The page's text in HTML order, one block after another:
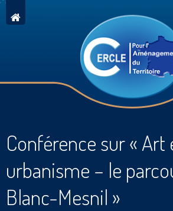
Conférence sur « Art
urbanisme – le
Blanc-Mesnil »